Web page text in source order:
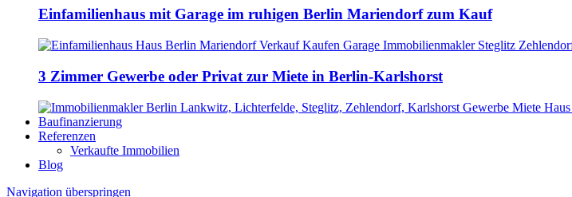
Einfamilienhaus mit Garage im ruhigen Berlin Mariendorf zum Kauf
3 Zimmer Gewerbe oder Privat zur Miete in Berlin-Karlshorst
Baufinanzierung
Referenzen
Verkaufte Immobilien
Blog
Navigation überspringen